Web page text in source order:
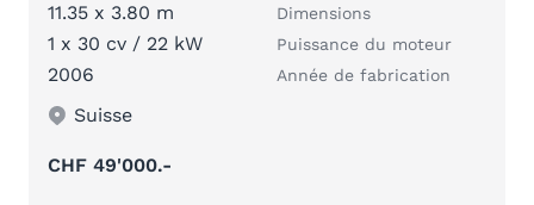
11.35 x 3.80 m
Dimensions
1 x 30 cv / 22 kW Puissance du moteur
2006 Année de fabrication
Suisse
CHF 49'000.-